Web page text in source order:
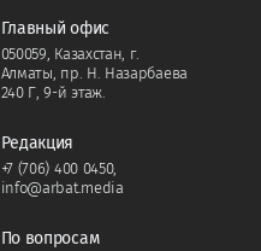
Главный офис
050059, Казахстан, г.
Алматы, пр. Н. Назарбаева
240 Г, 9-й этаж.
Редакция
+7 (706) 400 0450,
info@arbat.media
По вопросам